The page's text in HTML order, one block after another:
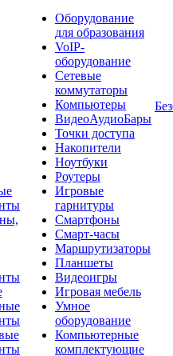
Оборудование
для образования
VoIP-
оборудование
Сетевые
коммутаторы
Компьютеры
ВидеоАудиоБары
Точки доступа
Накопители
Ноутбуки
Роутеры
Игровые
гарнитуры
Смартфоны
Смарт-часы
Маршрутизаторы
Планшеты
Видеоигры
Игровая мебель
Умное
оборудование
Компьютерные
комплектующие